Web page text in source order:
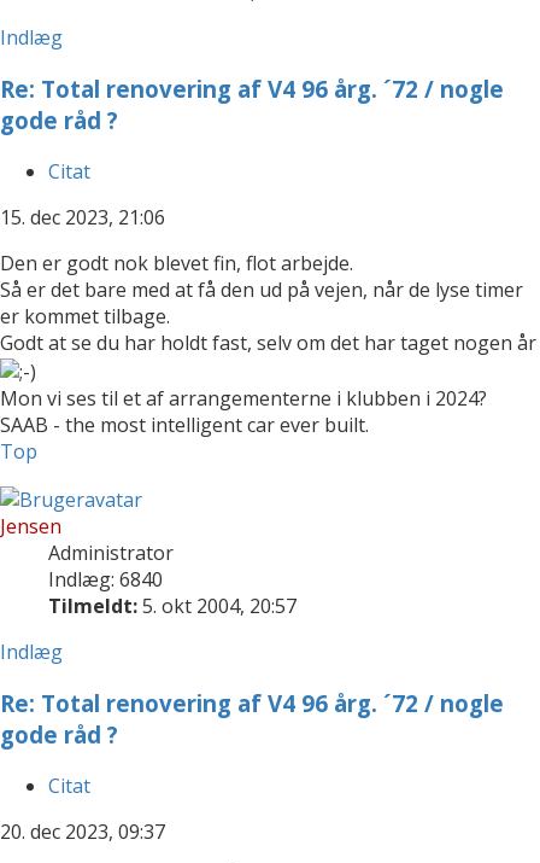
Indlæg
Re: Total renovering af V4 96 årg. ´72 / nogle
gode råd ?
Citat
15. dec 2023, 21:06
Den er godt nok blevet fin, flot arbejde.
Så er det bare med at få den ud på vejen, når de lyse timer
er kommet tilbage.
Godt at se du har holdt fast, selv om det har taget nogen år
Mon vi ses til et af arrangementerne i klubben i 2024?
SAAB - the most intelligent car ever built.
Top
Jensen
Administrator
Indlæg: 6840
Tilmeldt:5. okt 2004, 20:57
Indlæg
Re: Total renovering af V4 96 årg. ´72 / nogle
gode råd ?
Citat
20. dec 2023, 09:37